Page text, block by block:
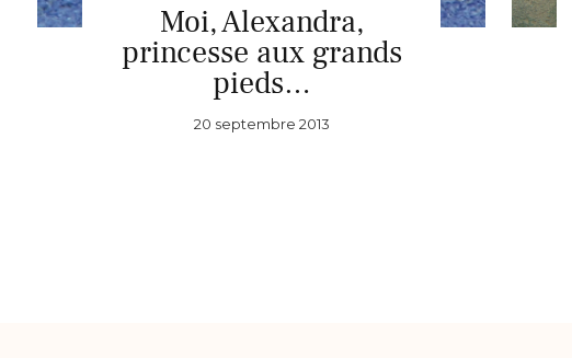
Moi, Alexandra,
princesse aux grands
pieds…
20 septembre 2013